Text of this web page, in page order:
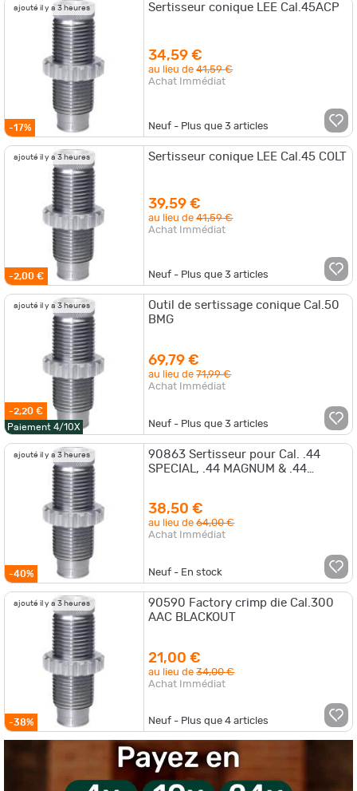
ajouté il y a 3 heures
-17%
Sertisseur conique LEE Cal.45ACP
34,59 €
au lieu de41,59 €
Achat Immédiat
Neuf - Plus que3 articles
ajouté il y a 3 heures
-2,00 €
Sertisseur conique LEE Cal.45 COLT
39,59 €
au lieu de41,59 €
Achat Immédiat
Neuf - Plus que3 articles
ajouté il y a 3 heures
-2,20 €
Paiement 4/10X
Outil de sertissage conique Cal.50
BMG
69,79 €
au lieu de71,99 €
Achat Immédiat
Neuf - Plus que3 articles
ajouté il y a 3 heures
-40%
90863 Sertisseur pour Cal. .44
SPECIAL, .44 MAGNUM & .44
38,50 €
au lieu de64,00 €
Achat Immédiat
Neuf - En stock
ajouté il y a 3 heures
-38%
90590 Factory crimp die Cal.300
AAC BLACKOUT
21,00 €
au lieu de34,00 €
Achat Immédiat
Neuf - Plus que4 articles